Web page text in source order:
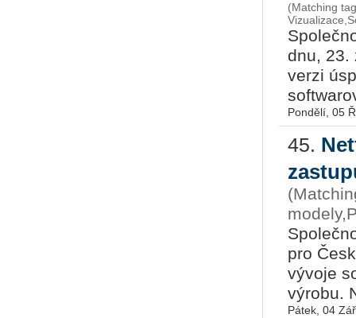
(Matching
dnu, 23.
verzi
Pondělí, 05
45.
pro
vývoje
výrobu.
Pátek, 04